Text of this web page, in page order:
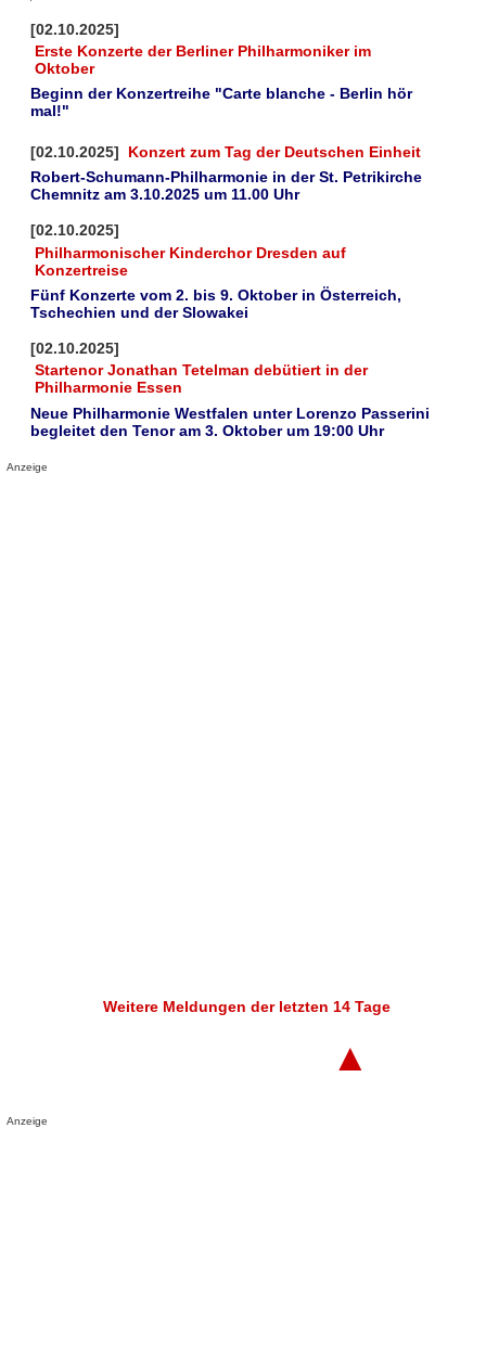
[02.10.2025]
Erste Konzerte der Berliner Philharmoniker im
Oktober
Beginn der Konzertreihe "Carte blanche - Berlin hör
mal!"
[02.10.2025]
Konzert zum Tag der Deutschen Einheit
Robert-Schumann-Philharmonie in der St. Petrikirche
Chemnitz am 3.10.2025 um 11.00 Uhr
[02.10.2025]
Philharmonischer Kinderchor Dresden auf
Konzertreise
Fünf Konzerte vom 2. bis 9. Oktober in Österreich,
Tschechien und der Slowakei
[02.10.2025]
Startenor Jonathan Tetelman debütiert in der
Philharmonie Essen
Neue Philharmonie Westfalen unter Lorenzo Passerini
begleitet den Tenor am 3. Oktober um 19:00 Uhr
Anzeige
Weitere Meldungen der letzten 14 Tage
▲
Anzeige